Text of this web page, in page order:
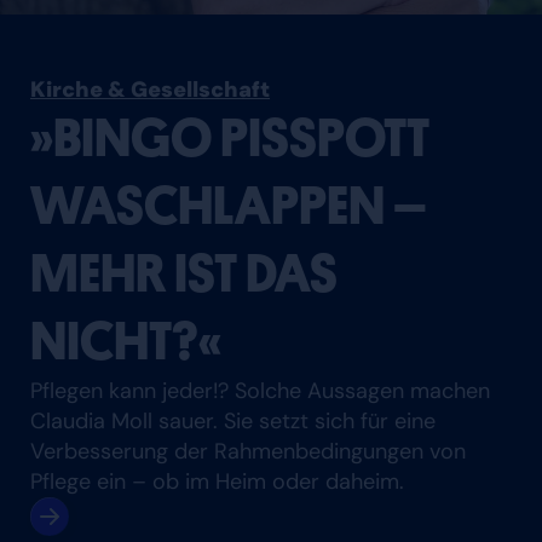
Kirche & Gesellschaft
»BINGO PISSPOTT
WASCHLAPPEN –
MEHR IST DAS
NICHT?«
Pflegen kann jeder!? Solche Aussagen machen
Claudia Moll sauer. Sie setzt sich für eine
Verbesserung der Rahmenbedingungen von
Pflege ein – ob im Heim oder daheim.